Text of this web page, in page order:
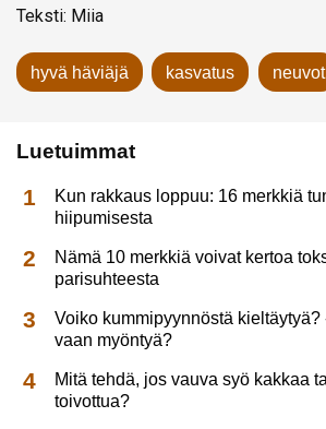
Teksti: Miia
hyvä häviäjä kasvatus neuvot
Luetuimmat
Kun rakkaus loppuu: 16 merkkiä
hiipumisesta
Nämä 10 merkkiä voivat kertoa
parisuhteesta
Voiko kummipyynnöstä kieltäytyä?
vaan myöntyä?
Mitä tehdä, jos vauva syö kakkaa
toivottua?